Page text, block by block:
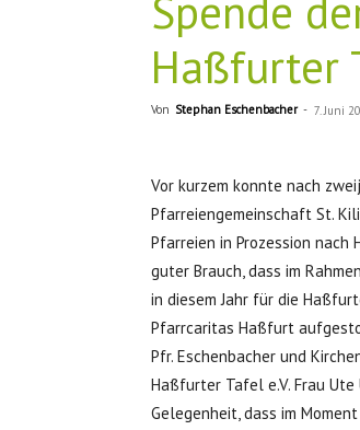
Haßfurter
Von Stephan Eschenbacher - 7. Juni
Vor kurzem konnte nach
Pfarreiengemeinschaft St.
Pfarreien in Prozession
guter Brauch, dass im
in diesem Jahr für die
Pfarrcaritas Haßfurt
Pfr. Eschenbacher und
Haßfurter Tafel e.V. Frau
Gelegenheit, dass im